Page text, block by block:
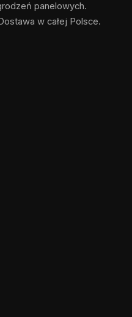
panelowych.
w całej Polsce.